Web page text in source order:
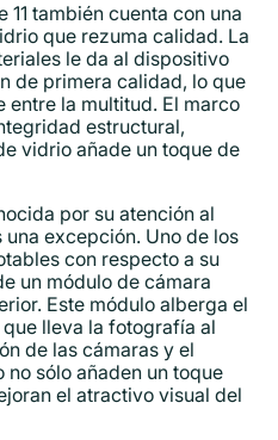
11 también cuenta con una
que rezuma calidad. La
le da al dispositivo
de primera calidad, lo que
entre la multitud. El marco
estructural,
vidrio añade un toque de
por su atención al
una excepción. Uno de los
con respecto a su
un módulo de cámara
Este módulo alberga el
lleva la fotografía al
de las cámaras y el
sólo añaden un toque
el atractivo visual del